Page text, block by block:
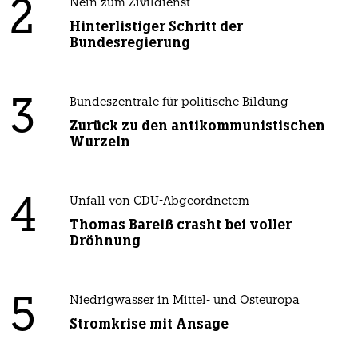
2 Nein zum Zivildienst
Hinterlistiger Schritt der
Bundesregierung
3 Bundeszentrale für politische Bildung
Zurück zu den antikommunistischen
Wurzeln
4 Unfall von CDU-Abgeordnetem
Thomas Bareiß crasht bei voller
Dröhnung
5 Niedrigwasser in Mittel- und Osteuropa
Stromkrise mit Ansage